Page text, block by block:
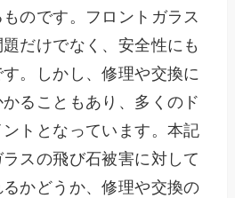
のです。フロントガラス
だけでなく、安全性にも
。しかし、修理や交換に
ることもあり、多くのド
トとなっています。本記
スの飛び石被害に対して
かどうか、修理や交換の